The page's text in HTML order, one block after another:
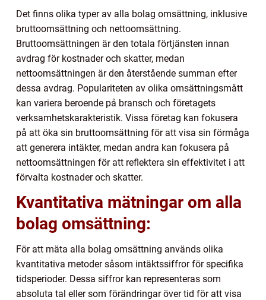
Det finns olika typer av alla bolag omsättning, inklusive
bruttoomsättning och nettoomsättning.
Bruttoomsättningen är den totala förtjänsten innan
avdrag för kostnader och skatter, medan
nettoomsättningen är den återstående summan efter
dessa avdrag. Populariteten av olika omsättningsmått
kan variera beroende på bransch och företagets
verksamhetskarakteristik. Vissa företag kan fokusera
på att öka sin bruttoomsättning för att visa sin förmåga
att generera intäkter, medan andra kan fokusera på
nettoomsättningen för att reflektera sin effektivitet i att
förvalta kostnader och skatter.
Kvantitativa mätningar om alla
bolag omsättning:
För att mäta alla bolag omsättning används olika
kvantitativa metoder såsom intäktssiffror för specifika
tidsperioder. Dessa siffror kan representeras som
absoluta tal eller som förändringar över tid för att visa